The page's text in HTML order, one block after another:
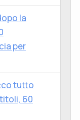
la
per
tutto
60